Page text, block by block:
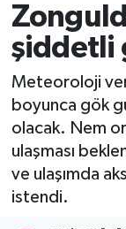
şiddetli
Meteoroloji
boyunca gök
olacak. Nem
ulaşması
ve ulaşımda
istendi.
Alaplı
Asayiş
Bartın
Karabük
Tüm
Son
Haber